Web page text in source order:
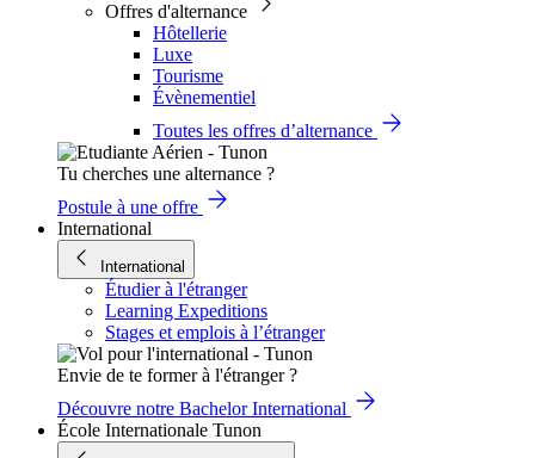
Offres d'alternance
Hôtellerie
Luxe
Tourisme
Évènementiel
Toutes les offres d’alternance
Tu cherches une alternance ?
Postule à une offre
International
International
Étudier à l'étranger
Learning Expeditions
Stages et emplois à l’étranger
Envie de te former à l'étranger ?
Découvre notre Bachelor International
École Internationale Tunon